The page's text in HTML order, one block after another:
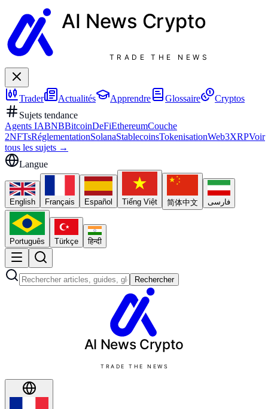
AI News Crypto
TRADE THE NEWS
Trader Actualités Apprendre Glossaire
Cryptos
Sujets tendance
Agents IABNBBitcoinDeFiEthereumCouche
2NFTsRéglementationSolanaStablecoinsTokenisationWeb3XRPVoir
tous les sujets →
Langue
English Français Español Tiếng Việt 简体中文 فارسی
Português Türkçe हिन्दी
Rechercher
AI News Crypto
TRADE THE NEWS